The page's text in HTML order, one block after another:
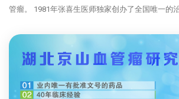
管瘤。 1981年张喜生医师独家创办了全国唯一的